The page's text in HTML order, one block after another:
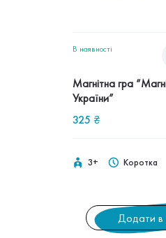
В наявностi
Магнітна гра
України”
325 ₴
3+ Коротка
Додати в